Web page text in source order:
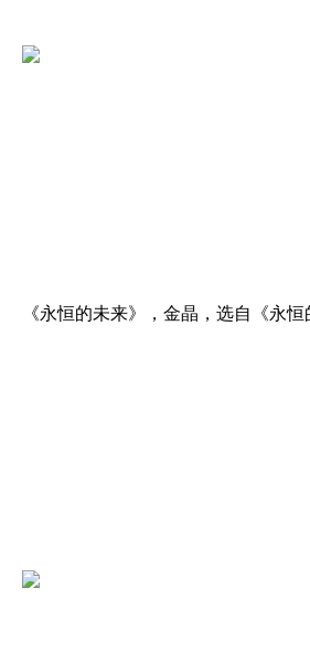
《永恒的未来》，金晶，选自《永